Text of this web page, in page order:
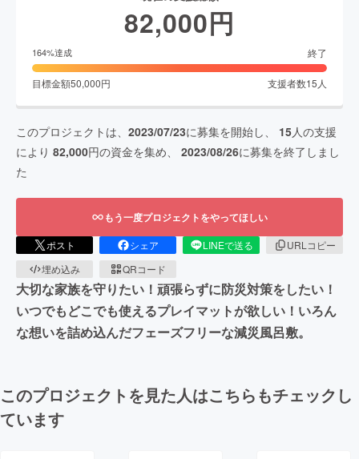
82,000円
164%達成 終了
目標金額50,000円 支援者数15 人
このプロジェクトは、 2023/07/23に募集を開始し、 15人の支援
により 82,000円の資金を集め、 2023/08/26に募集を終了しまし
た
もう一度プロジェクトをやってほしい
ポスト シェア LINEで送る
URLコピー
埋め込み
QRコード
大切な家族を守りたい！頑張らずに防災対策をしたい！
いつでもどこでも使えるプレイマットが欲しい！いろん
な想いを詰め込んだフェーズフリーな減災風呂敷。
このプロジェクトを見た人はこちらもチェックし
ています